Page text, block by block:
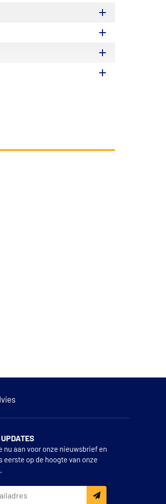
nu aan voor onze nieuwsbrief en
eerste op de hoogte van onze